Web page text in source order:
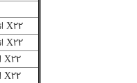
X۲۲ اتوماتیک اسپرت اکسلنت
X۲۲ اتوماتیک اسپرت اکسلنت
X۲۲ اتوماتیک اسپرت لاکچری
X۲۲ اتوماتیک اسپرت لاکچری